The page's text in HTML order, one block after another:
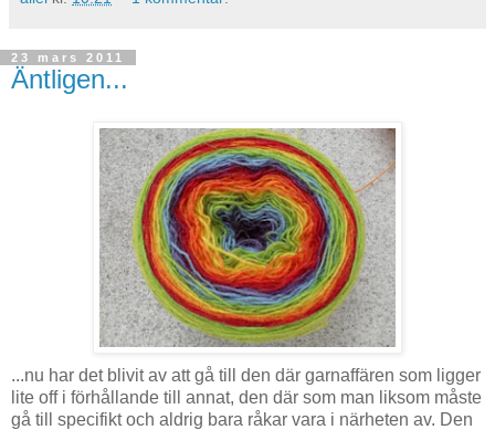
23 mars 2011
Äntligen...
...nu har det blivit av att gå till den där garnaffären som ligger
lite off i förhållande till annat, den där som man liksom måste
gå till specifikt och aldrig bara råkar vara i närheten av. Den